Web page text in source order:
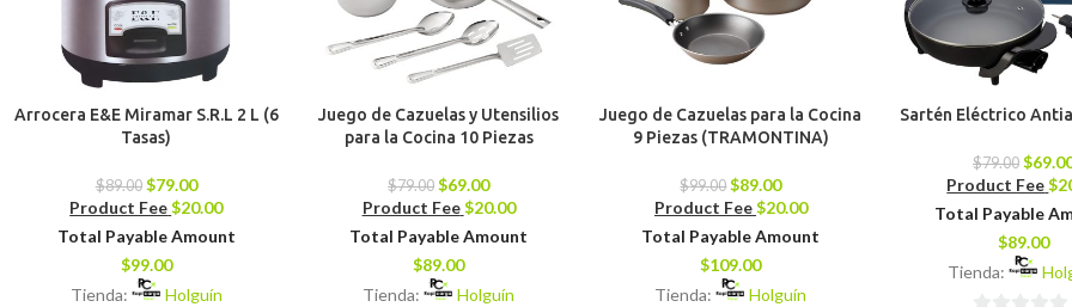
Arrocera E&E Miramar S.R.L 2 L (6
Tasas)
$89.00 $79.00
Product Fee$20.00
Total Payable Amount
$99.00
Tienda:
Holguín
Juego de Cazuelas y Utensilios
para la Cocina 10 Piezas
$79.00 $69.00
Product Fee $20.00
Total Payable Amount
$89.00
Tienda:
Holguín
Juego de Cazuelas para la Cocina
9 Piezas (TRAMONTINA)
$99.00 $89.00
Product Fee$20.00
Total Payable Amount
$109.00
Tienda:
Holguín
Sartén Eléctrico
$79.00 $
Product Fee$
Total Payable
$89.00
Tienda: